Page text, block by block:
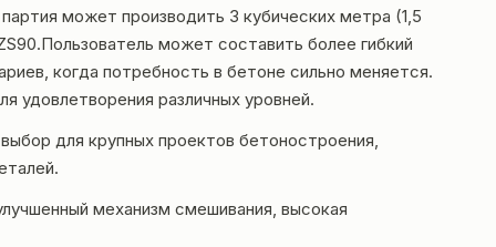
может производить 3 кубических метра (1,5
может составить более гибкий
когда потребность в бетоне сильно меняется.
удовлетворения различных уровней.
для крупных проектов бетоностроения,
механизм смешивания, высокая